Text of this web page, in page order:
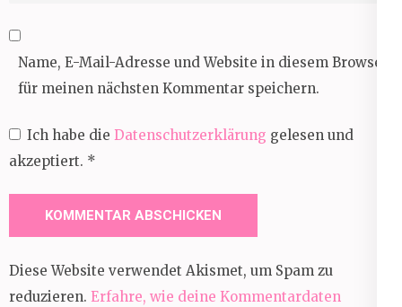
Name, E-Mail-Adresse und Website in diesem Browser
für meinen nächsten Kommentar speichern.
Ich habe die Datenschutzerklärung gelesen und
akzeptiert. *
Diese Website verwendet Akismet, um Spam zu
reduzieren. Erfahre, wie deine Kommentardaten